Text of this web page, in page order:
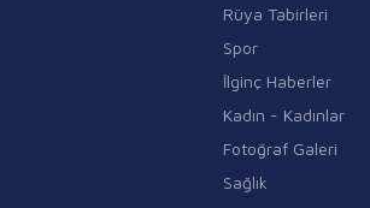
Rüya Tabirleri
Spor
İlginç Haberler
Kadın - Kadınlar
Fotoğraf Galeri
Sağlık